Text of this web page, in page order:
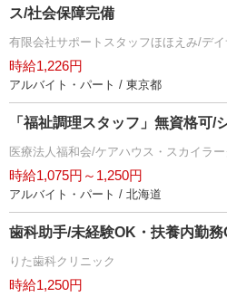
ス/社会保障完備
有限会社サポートスタッフほほえみ/デ
時給1,226円
アルバイト・パート / 東京都
「福祉調理スタッフ」無資格可/
医療法人福和会/ケアハウス・スカイラー
時給1,075円～1,250円
アルバイト・パート / 北海道
歯科助手/未経験OK・扶養内勤務
りた歯科クリニック
時給1,250円